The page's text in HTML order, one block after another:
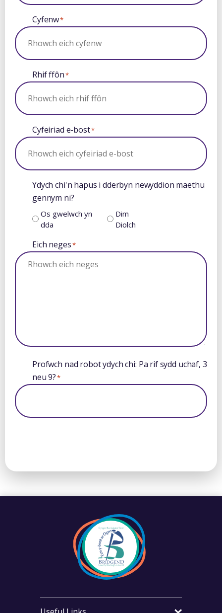
Cyfenw*
Rhif ffôn*
Cyfeiriad e-bost*
Ydych chi'n hapus i dderbyn newyddion maethu
gennym ni?
Os gwelwch yn
dda
Dim
Diolch
Eich neges*
Profwch nad robot ydych chi: Pa rif sydd uchaf, 3
neu 9?*